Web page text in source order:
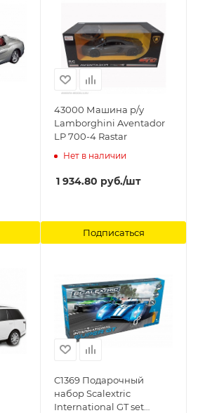
43000 Машина р/у
Lamborghini Aventador
LP 700-4 Rastar
Нет в наличии
1 934.80 руб./шт
Подписаться
C1369 Подарочный
набор Scalextric
International GT set